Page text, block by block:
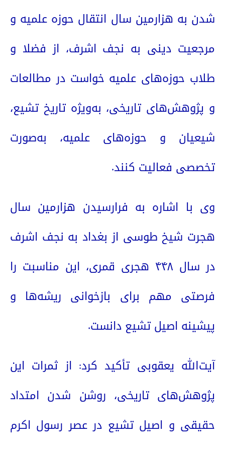
شدن به هزارمین سال انتقال حوزه علمیه و
مرجعیت دینی به نجف اشرف، از فضلا و
طلاب حوزه‌های علمیه خواست در مطالعات
و پژوهش‌های تاریخی، به‌ویژه تاریخ تشیع،
شیعیان و حوزه‌های علمیه، به‌صورت
تخصصی فعالیت کنند.
وی با اشاره به فرارسیدن هزارمین سال
هجرت شیخ طوسی از بغداد به نجف اشرف
در سال ۴۴۸ هجری قمری، این مناسبت را
فرصتی مهم برای بازخوانی ریشه‌ها و
پیشینه اصیل تشیع دانست.
آیت‌الله یعقوبی تأکید کرد: از ثمرات این
پژوهش‌های تاریخی، روشن شدن امتداد
حقیقی و اصیل تشیع در عصر رسول اکرم